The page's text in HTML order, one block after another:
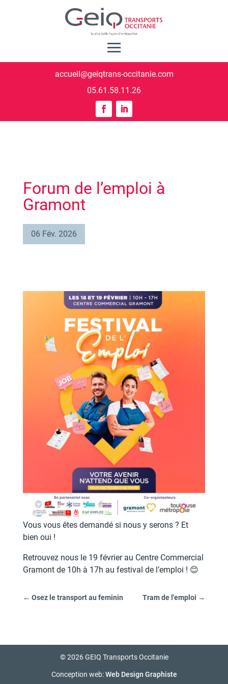
accueil@geiqtrans-occitanie.com
05.61.58.11.26
Forum de l’emploi à
Gramont
06 Fév. 2026
Vous vous êtes demandé si nous y serons ? Et
bien oui !
Retrouvez nous le 19 février au Centre Commercial
Gramont de 10h à 17h au festival de l’emploi ! 😊
← Osez le transport au feminin Tram de l'emploi →
© 2026 GEIQ Transports Occitanie
Conception web:Web Design Graphiste